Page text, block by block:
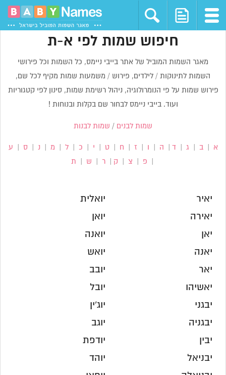
חיפוש שמות לפי א-ת
מאגר השמות המוביל של אתר בייבי ניימס, כל השמות וכל פירושי
השמות לתינוקות / לילדים, פירוש / משמעות שמות מקיף לכל שם,
פירוש שמות על פי הנומרולוגיה, ניהול רשימת שמות, סינון לפי קטגוריות
ועוד. בייבי ניימס לבחור שם בקלות ובנוחות !
שמות לבנים / שמות לבנות
א |ב ג |ד ה |ז ח |ט י כ |ל מ נ ס ע
פ צ |ק |ר ש ת
יאיר
יאירה
יאן
יאנה
יאר
יאשיהו
יבגני
יבגניה
יבין
יבניאל
יואלית
יואן
יואנה
יואש
יובב
יובל
יוג'ין
יוגב
יודפת
יוהד